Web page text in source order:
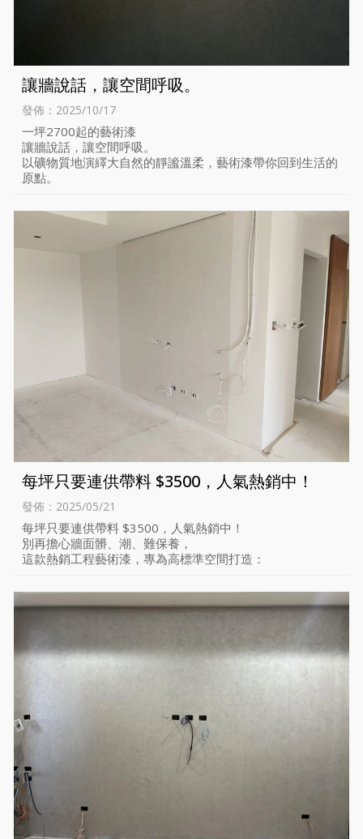
讓牆說話，讓空間呼吸。
發佈：2025/10/17
一坪2700起的藝術漆
讓牆說話，讓空間呼吸。
以礦物質地演繹大自然的靜謐溫柔，藝術漆帶你回到生活的
原點。
每坪只要連供帶料 $3500，人氣熱銷中！
發佈：2025/05/21
每坪只要連供帶料 $3500，人氣熱銷中！
別再擔心牆面髒、潮、難保養，
這款熱銷工程藝術漆，專為高標準空間打造：